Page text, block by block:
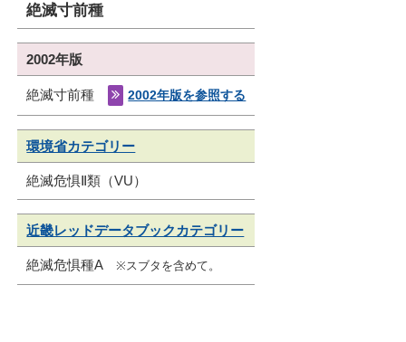
絶滅寸前種
2002年版
絶滅寸前種 2002年版を参照する
環境省カテゴリー
絶滅危惧Ⅱ類（VU）
近畿レッドデータブックカテゴリー
絶滅危惧種A※スブタを含めて。